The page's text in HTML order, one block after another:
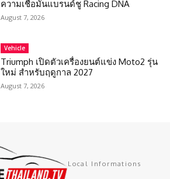
ความเชื่อมั่นแบรนด์ชู Racing DNA
August 7, 2026
Vehicle
Triumph เปิดตัวเครื่องยนต์แข่ง Moto2 รุ่น
ใหม่ สำหรับฤดูกาล 2027
August 7, 2026
Local Informations